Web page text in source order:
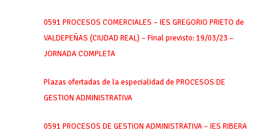
0591 PROCESOS COMERCIALES – IES GREGORIO PRIETO de
VALDEPEÑAS (CIUDAD REAL) – Final previsto: 19/03/23 –
JORNADA COMPLETA
Plazas ofertadas de la especialidad de PROCESOS DE
GESTION ADMINISTRATIVA
0591 PROCESOS DE GESTION ADMINISTRATIVA – IES RIBERA